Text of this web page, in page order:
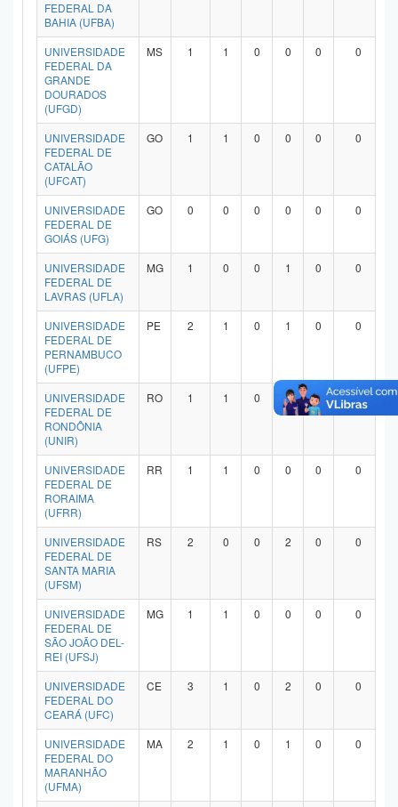
FEDERAL DA
BAHIA (UFBA)
UNIVERSIDADE
FEDERAL DA
GRANDE
DOURADOS
(UFGD)
MS 1 1 0 0 0 0
UNIVERSIDADE
FEDERAL DE
CATALÃO
(UFCAT)
GO 1 1 0 0 0 0
UNIVERSIDADE
FEDERAL DE
GOIÁS (UFG)
GO 0 0 0 0 0 0
UNIVERSIDADE
FEDERAL DE
LAVRAS (UFLA)
MG 1 0 0 1 0 0
UNIVERSIDADE
FEDERAL DE
PERNAMBUCO
(UFPE)
PE 2 1 0 1 0 0
UNIVERSIDADE
FEDERAL DE
RONDÔNIA
(UNIR)
RO 1 1 0 0 0 0
UNIVERSIDADE
FEDERAL DE
RORAIMA
(UFRR)
RR 1 1 0 0 0 0
UNIVERSIDADE
FEDERAL DE
SANTA MARIA
(UFSM)
RS 2 0 0 2 0 0
UNIVERSIDADE
FEDERAL DE
SÃO JOÃO DEL-
REI (UFSJ)
MG 1 1 0 0 0 0
UNIVERSIDADE
FEDERAL DO
CEARÁ (UFC)
CE 3 1 0 2 0 0
UNIVERSIDADE
FEDERAL DO
MARANHÃO
(UFMA)
MA 2 1 0 1 0 0